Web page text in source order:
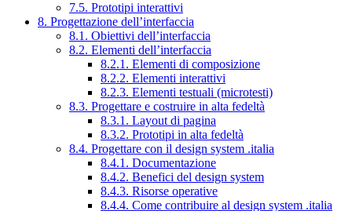
7.5. Prototipi interattivi
8. Progettazione dell’interfaccia
8.1. Obiettivi dell’interfaccia
8.2. Elementi dell’interfaccia
8.2.1. Elementi di composizione
8.2.2. Elementi interattivi
8.2.3. Elementi testuali (microtesti)
8.3. Progettare e costruire in alta fedeltà
8.3.1. Layout di pagina
8.3.2. Prototipi in alta fedeltà
8.4. Progettare con il design system .italia
8.4.1. Documentazione
8.4.2. Benefici del design system
8.4.3. Risorse operative
8.4.4. Come contribuire al design system .italia